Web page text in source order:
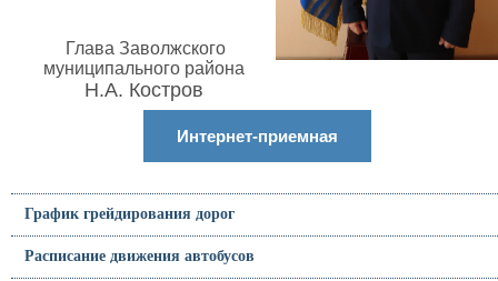
Глава Заволжского
муниципального района
Н.А. Костров
Интернет-приемная
График грейдирования дорог
Расписание движения автобусов